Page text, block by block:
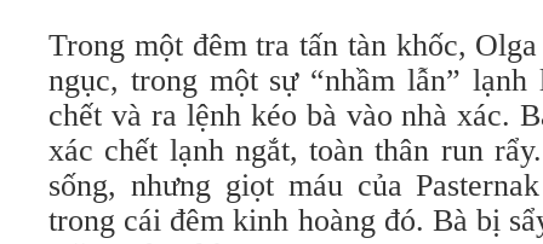
Trong một đêm tra tấn tàn khốc,
ngục, trong một sự “nhầm lẫn”
chết và ra lệnh kéo bà vào nhà xác.
xác chết lạnh ngắt, toàn thân run
sống, nhưng giọt máu của
trong cái đêm kinh hoàng đó. Bà bị